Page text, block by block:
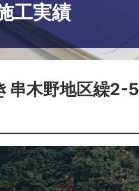
工実績
串木野地区繰2-5